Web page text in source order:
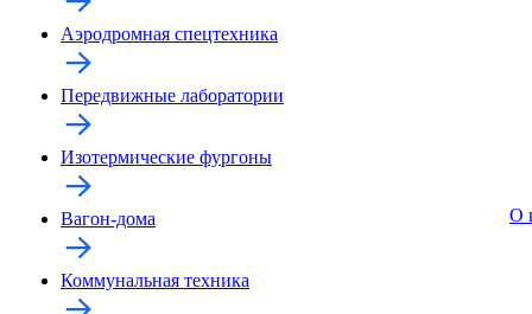
Аэродромная спецтехника
Передвижные лаборатории
Изотермические фургоны
Вагон-дома
Коммунальная техника
О